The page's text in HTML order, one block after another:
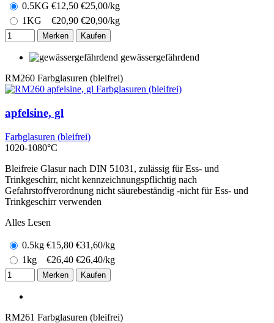
0.5KG €12,50 €25,00/kg
1KG
€20,90 €20,90/kg
Merken Kaufen
gewässergefährdend
RM260 Farbglasuren (bleifrei)
apfelsine, gl
Farbglasuren (bleifrei)
1020-1080°C
Bleifreie Glasur nach DIN 51031, zulässig für Ess- und
Trinkgeschirr, nicht kennzeichnungspflichtig nach
Gefahrstoffverordnung nicht säurebeständig -nicht für Ess- und
Trinkgeschirr verwenden
Alles Lesen
0.5kg €15,80 €31,60/kg
1kg
€26,40 €26,40/kg
Merken Kaufen
RM261 Farbglasuren (bleifrei)